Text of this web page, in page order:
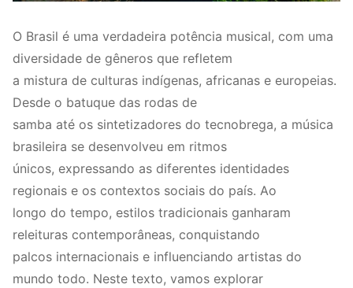
O Brasil é uma verdadeira potência musical, com uma
diversidade de gêneros que refletem
a mistura de culturas indígenas, africanas e europeias.
Desde o batuque das rodas de
samba até os sintetizadores do tecnobrega, a música
brasileira se desenvolveu em ritmos
únicos, expressando as diferentes identidades
regionais e os contextos sociais do país. Ao
longo do tempo, estilos tradicionais ganharam
releituras contemporâneas, conquistando
palcos internacionais e influenciando artistas do
mundo todo. Neste texto, vamos explorar